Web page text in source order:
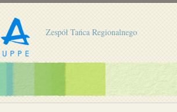
Zespół Tańca Regionalnego